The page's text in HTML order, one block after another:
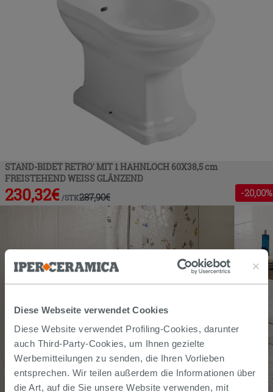
Diese Webseite verwendet Cookies
Diese Website verwendet Profiling-Cookies, darunter
auch Third-Party-Cookies, um Ihnen gezielte
Werbemitteilungen zu senden, die Ihren Vorlieben
entsprechen. Wir teilen außerdem die Informationen über
die Art, auf die Sie unsere Website verwenden, mit
STAND-BIDET RETRO' MIT 1 HAHNLOCH 60X38,5 cm
FREISTEHEND WEISS GLÄNZEND
230,32€ /STK287,90€ -20,00%